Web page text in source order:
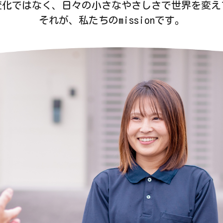
ではなく、日々の小さなやさしさで世界を変
それが、私たちのmissionです。